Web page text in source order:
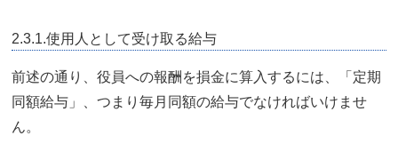
2.3.1.使用人として受け取る給与
前述の通り、役員への報酬を損金に算入するには、「定期
同額給与」、つまり毎月同額の給与でなければいけませ
ん。